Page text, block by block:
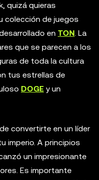
quizá quieras
colección de juegos
en TON. La
que se parecen a los
de toda la cultura
tus estrellas de
DOGE y un
convertirte en un líder
imperio. A principios
un impresionante
Es importante